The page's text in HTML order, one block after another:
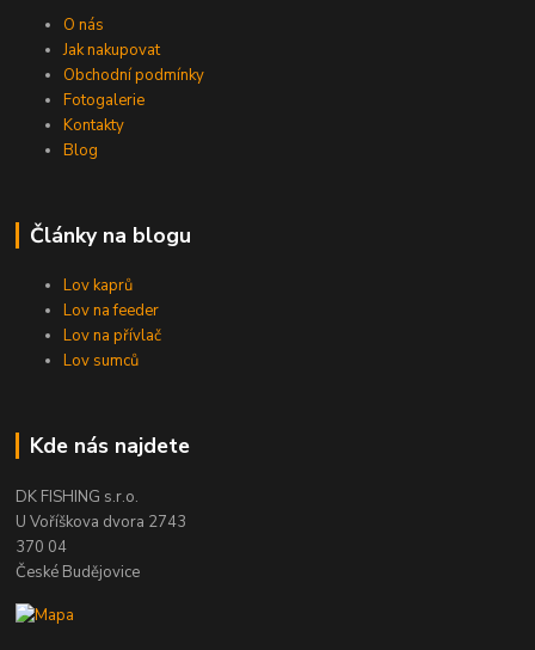
O nás
Jak nakupovat
Obchodní podmínky
Fotogalerie
Kontakty
Blog
Články na blogu
Lov kaprů
Lov na feeder
Lov na přívlač
Lov sumců
Kde nás najdete
DK FISHING s.r.o.
U Voříškova dvora 2743
370 04
České Budějovice